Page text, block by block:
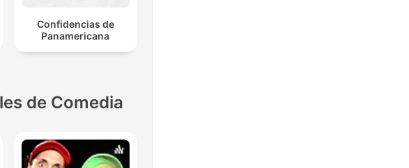
Confidencias de
Panamericana
de Comedia